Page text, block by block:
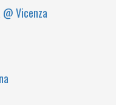
@ Vicenza